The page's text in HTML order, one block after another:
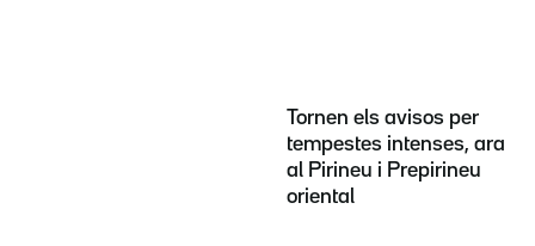
Tornen els avisos per
tempestes intenses, ara
al Pirineu i Prepirineu
oriental